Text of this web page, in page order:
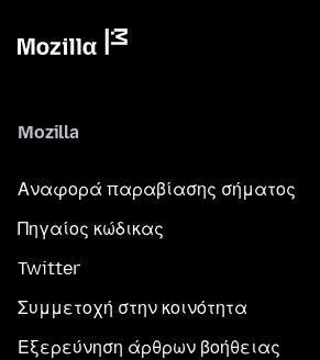
Mozilla
Αναφορά παραβίασης σήματος
Πηγαίος κώδικας
Twitter
Συμμετοχή στην κοινότητα
Εξερεύνηση άρθρων βοήθειας